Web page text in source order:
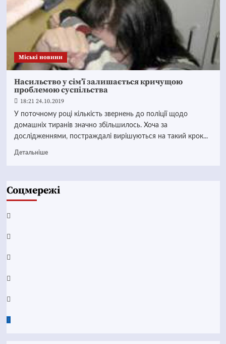
Mіські новини
Насильство у сім’ї залишається кричущою
проблемою суспільства
18:21 24.10.2019
У поточному році кількість звернень до поліції щодо
домашніх тиранів значно збільшилось. Хоча за
дослідженнями, постраждалі вирішуються на такий крок...
Детальніше
Соцмережі
Facebook
YouTube
Telegram
Instagram
Twitter
Google